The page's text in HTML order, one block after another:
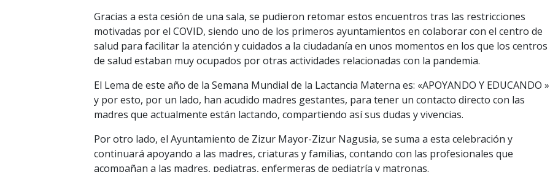
Gracias a esta cesión de una sala, se pudieron retomar estos encuentros tras las restricciones
motivadas por el COVID, siendo uno de los primeros ayuntamientos en colaborar con el centro de
salud para facilitar la atención y cuidados a la ciudadanía en unos momentos en los que los centros
de salud estaban muy ocupados por otras actividades relacionadas con la pandemia.
El Lema de este año de la Semana Mundial de la Lactancia Materna es: «APOYANDO Y EDUCANDO »
y por esto, por un lado, han acudido madres gestantes, para tener un contacto directo con las
madres que actualmente están lactando, compartiendo así sus dudas y vivencias.
Por otro lado, el Ayuntamiento de Zizur Mayor-Zizur Nagusia, se suma a esta celebración y
continuará apoyando a las madres, criaturas y familias, contando con las profesionales que
acompañan a las madres, pediatras, enfermeras de pediatría y matronas.